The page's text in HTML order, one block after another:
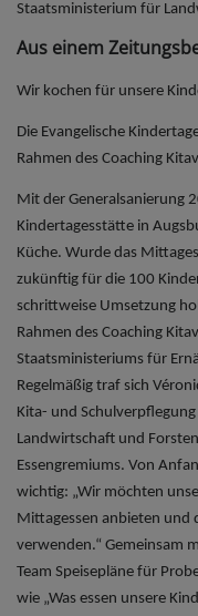
Staatsministerium für
Aus einem
Wir kochen für unsere
Die Evangelische
Rahmen des Coaching
Mit der Generalsanierung
Kindertagesstätte in
Küche. Wurde das
zukünftig für die 100
schrittweise Umsetzung
Rahmen des Coaching
Staatsministeriums für
Regelmäßig traf sich
Kita- und
Landwirtschaft und
Essengremiums. Von
wichtig: „Wir möchten
Mittagessen anbieten und
verwenden.“ Gemeinsam
Team Speisepläne für
wie „Was essen unsere